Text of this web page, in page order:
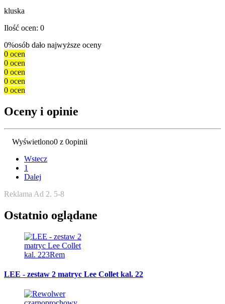
kluska
Ilość ocen: 0
0%osób dało najwyższe oceny
0 ocen
0 ocen
0 ocen
0 ocen
0 ocen
Oceny i opinie
Wyświetlono0 z 0opinii
Wstecz
1
Dalej
Reklama Ad 2. 5-8
Ostatnio oglądane
LEE - zestaw 2 matryc Lee Collet kal. 22